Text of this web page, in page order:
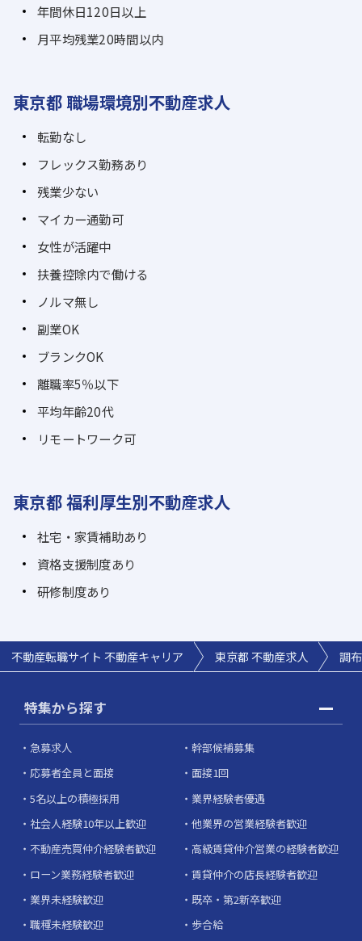
年間休日120日以上
月平均残業20時間以内
東京都 職場環境別不動産求人
転勤なし
フレックス勤務あり
残業少ない
マイカー通勤可
女性が活躍中
扶養控除内で働ける
ノルマ無し
副業OK
ブランクOK
離職率5％以下
平均年齢20代
リモートワーク可
東京都 福利厚生別不動産求人
社宅・家賃補助あり
資格支援制度あり
研修制度あり
不動産転職サイト 不動産キャリア 東京都 不動産求人 調
特集から探す
急募求人
幹部候補募集
応募者全員と面接
面接1回
5名以上の積極採用
業界経験者優遇
社会人経験10年以上歓迎
他業界の営業経験者歓迎
不動産売買仲介経験者歓迎
高級賃貸仲介営業の経験者歓迎
ローン業務経験者歓迎
賃貸仲介の店長経験者歓迎
業界未経験歓迎
既卒・第2新卒歓迎
職種未経験歓迎
歩合給